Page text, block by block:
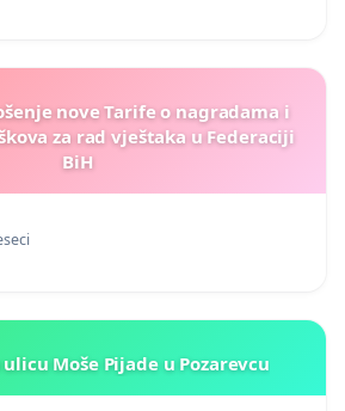
nove Tarife o nagradama i
za rad vještaka u Federaciji
BiH
Moše Pijade u Pozarevcu